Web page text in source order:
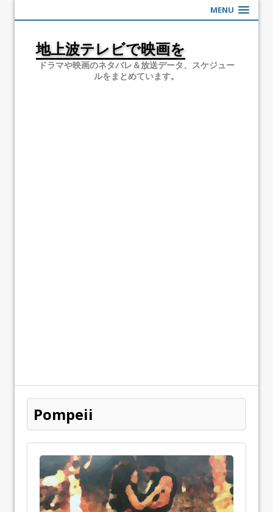
MENU
地上波テレビで映画を
ドラマや映画のネタバレ＆放送データ、スケジュー
ルをまとめています。
Pompeii